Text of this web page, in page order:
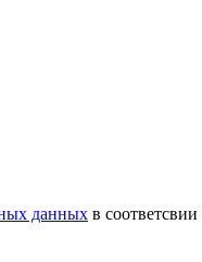
данных в соответсвии